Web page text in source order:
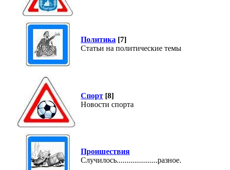
Политика [7]
Статьи на политические темы
Спорт [8]
Новости спорта
Проишествия
Случилось.....................разное.